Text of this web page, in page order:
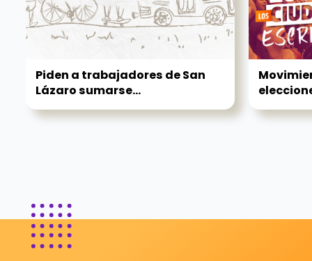
Piden a trabajadores de San
Lázaro sumarse...